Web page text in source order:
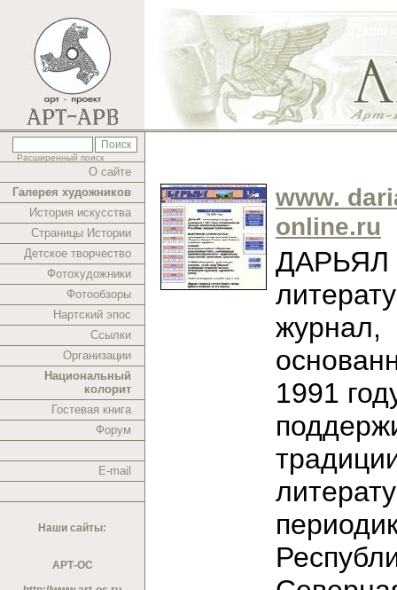
Расширенный поиск
О сайте
Галерея художников
История искусства
Страницы Истории
Детское творчество
Фотохудожники
Фотообзоры
Нартский эпос
Ссылки
Организации
Национальный
колорит
Гостевая книга
Форум
E-mail
Наши сайты:
АРТ-ОС
www.
online.ru
ДАРЬЯЛ
журнал,
1991